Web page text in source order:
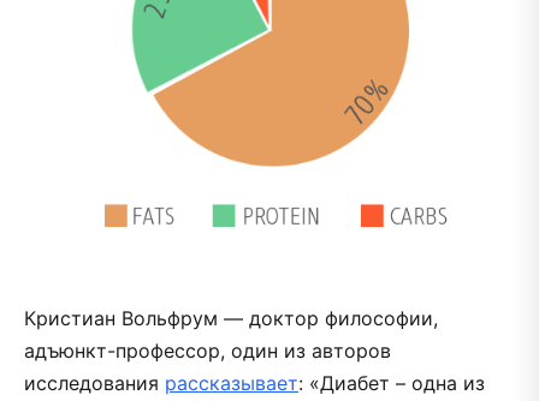
Кристиан Вольфрум — доктор философии,
адъюнкт-профессор, один из авторов
исследования рассказывает: «Диабет – одна из